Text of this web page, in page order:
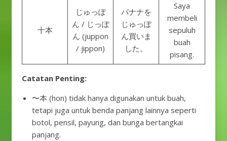
十本
じゅっぽ
ん / じっぽ
ん (juppon
/ jippon)
バナナを
じゅっぽ
ん買いま
した。
Saya
membeli
sepuluh
buah
pisang.
Catatan Penting:
〜本 (hon) tidak hanya digunakan untuk buah,
tetapi juga untuk benda panjang lainnya seperti
botol, pensil, payung, dan bunga bertangkai
panjang.